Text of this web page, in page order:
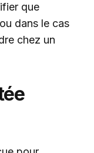
que
dans le cas
chez un